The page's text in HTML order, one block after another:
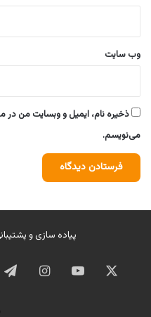
وب‌ سایت
ذخیره نام، ایمیل و وبسایت من در
می‌نویسم.
پیاده سازی و
ایکس یوتیوب